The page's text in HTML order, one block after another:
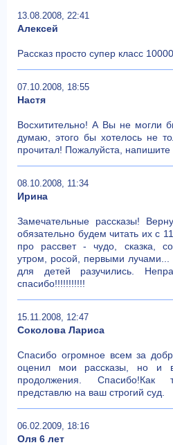
13.08.2008, 22:41
Алексей
Рассказ просто супер класс
07.10.2008, 18:55
Настя
Восхитительно! А Вы не могли
думаю, этого бы хотелось не
прочитал! Пожалуйста,
08.10.2008, 11:34
Ирина
Замечательные рассказы!
обязательно будем читать их с
про рассвет - чудо, сказка,
утром, росой, первыми
для детей разучились.
спасибо!!!!!!!!!!!
15.11.2008, 12:47
Соколова Лариса
Спасибо огромное всем за
оценил мои рассказы, но и
продолжения. Спасибо!Как
представлю на ваш строгий суд.
06.02.2009, 18:16
Оля 6 лет